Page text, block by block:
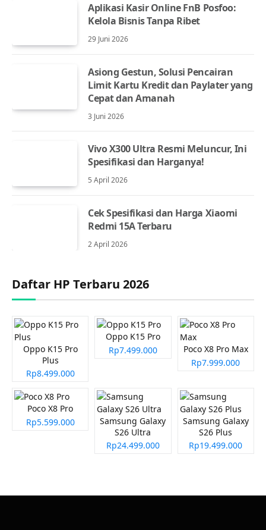
Aplikasi Kasir Online FnB Posfoo:
Kelola Bisnis Tanpa Ribet
29 Juni 2026
Asiong Gestun, Solusi Pencairan
Limit Kartu Kredit dan Paylater yang
Cepat dan Amanah
3 Juni 2026
Vivo X300 Ultra Resmi Meluncur, Ini
Spesifikasi dan Harganya!
5 April 2026
Cek Spesifikasi dan Harga Xiaomi
Redmi 15A Terbaru
2 April 2026
Daftar HP Terbaru 2026
Oppo K15 Pro
Plus
Rp8.499.000
Oppo K15 Pro
Rp7.499.000
Poco X8 Pro Max
Rp7.999.000
Poco X8 Pro
Rp5.599.000
Samsung Galaxy
S26 Ultra
Rp24.499.000
Samsung Galaxy
S26 Plus
Rp19.499.000